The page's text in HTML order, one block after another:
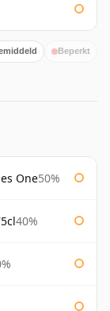
Beperkt
One50%
40%